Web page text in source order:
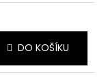
DO KOŠÍKU